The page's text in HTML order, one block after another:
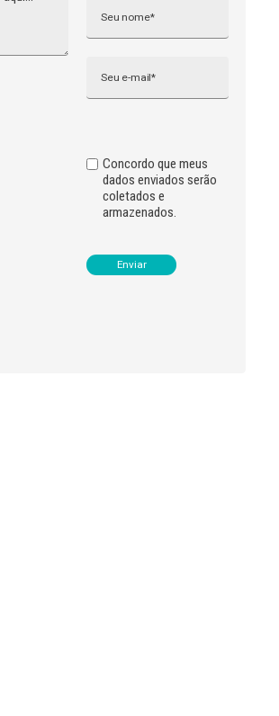
Concordo que meus
dados enviados serão
coletados e
armazenados.